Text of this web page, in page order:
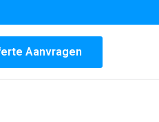
Aanvragen